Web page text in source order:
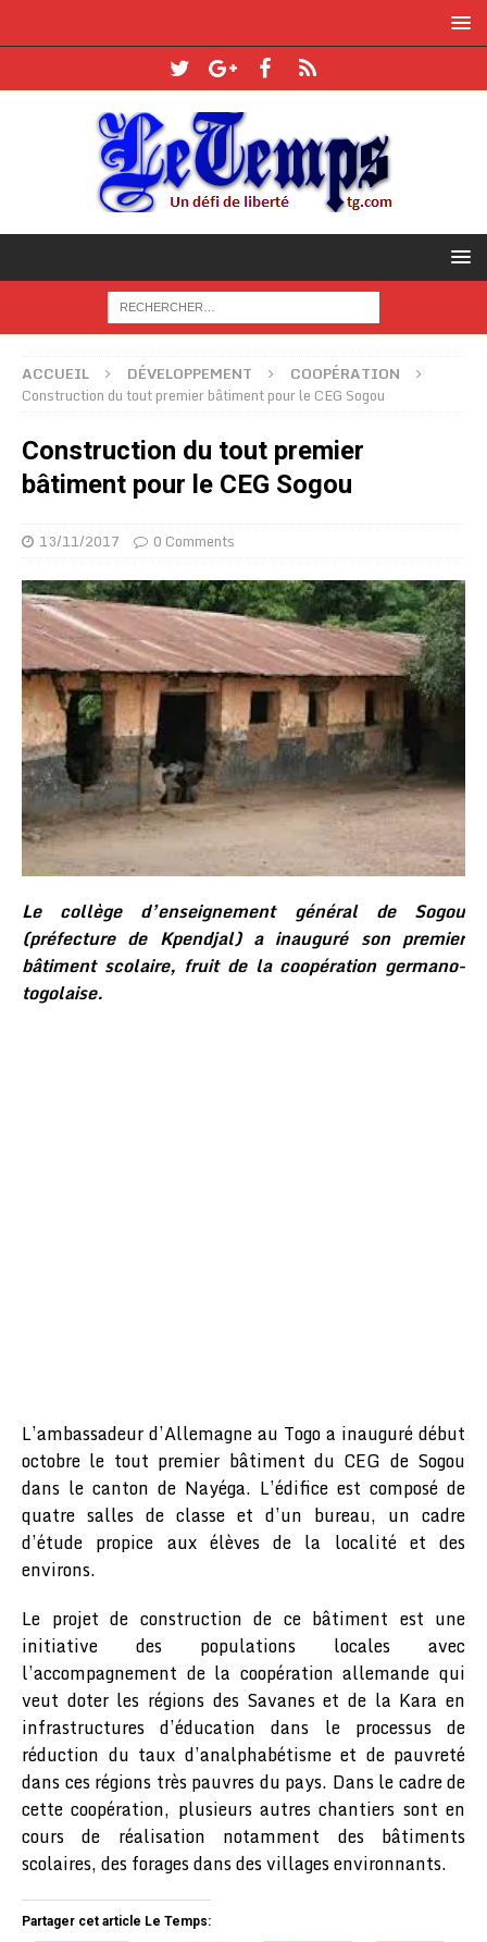
ACCUEIL DÉVELOPPEMENT
COOPÉRATION
Construction du tout premier bâtiment pour le CEG Sogou
Construction du tout premier
bâtiment pour le CEG Sogou
13/11/2017 0 Comments
Le collège d’enseignement général de Sogou
(préfecture de Kpendjal) a inauguré son premier
bâtiment scolaire, fruit de la coopération germano-
togolaise.
L’ambassadeur d’Allemagne au Togo a inauguré début
octobre le tout premier bâtiment du CEG de Sogou
dans le canton de Nayéga. L’édifice est composé de
quatre salles de classe et d’un bureau, un cadre
d’étude propice aux élèves de la localité et des
environs.
Le projet de construction de ce bâtiment est une
initiative des populations locales avec
l’accompagnement de la coopération allemande qui
veut doter les régions des Savanes et de la Kara en
infrastructures d’éducation dans le processus de
réduction du taux d’analphabétisme et de pauvreté
dans ces régions très pauvres du pays. Dans le cadre de
cette coopération, plusieurs autres chantiers sont en
cours de réalisation notamment des bâtiments
scolaires, des forages dans des villages environnants.
Partager cet article Le Temps: